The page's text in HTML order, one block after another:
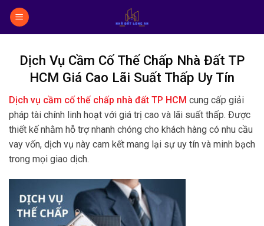
Skip
content
Dịch Vụ Cầm Cố Thế Chấp Nhà Đất TP
HCM Giá Cao Lãi Suất Thấp Uy Tín
Dịch vụ cầm cố thế chấp nhà đất TP HCM cung cấp giải
pháp tài chính linh hoạt với giá trị cao và lãi suất thấp. Được
thiết kế nhằm hỗ trợ nhanh chóng cho khách hàng có nhu cầu
vay vốn, dịch vụ này cam kết mang lại sự uy tín và minh bạch
trong mọi giao dịch.